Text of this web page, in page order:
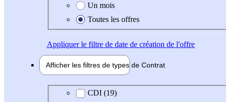
Un mois
Toutes les offres
Appliquerle filtre de date de création de l'offre
Afficher les filtres de types de Contrat
Type de contratCDI (19)